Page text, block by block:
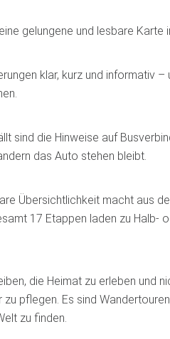
gelungene und lesbare Karte
klar, kurz und informativ –
sind die Hinweise auf
das Auto stehen bleibt.
Übersichtlichkeit macht aus
17 Etappen laden zu Halb-
die Heimat zu erleben und
zu pflegen. Es sind
zu finden.